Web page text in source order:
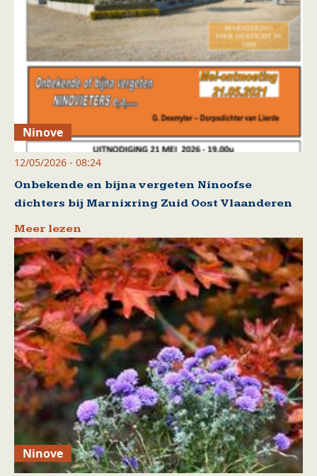
Ninove
12/05/2026 - 08:24
Onbekende en bijna vergeten Ninoofse
dichters bij Marnixring Zuid Oost Vlaanderen
Meer lezen
Ninove